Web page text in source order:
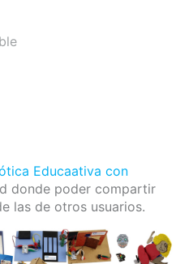
Educaativa con
donde poder compartir
las de otros usuarios.